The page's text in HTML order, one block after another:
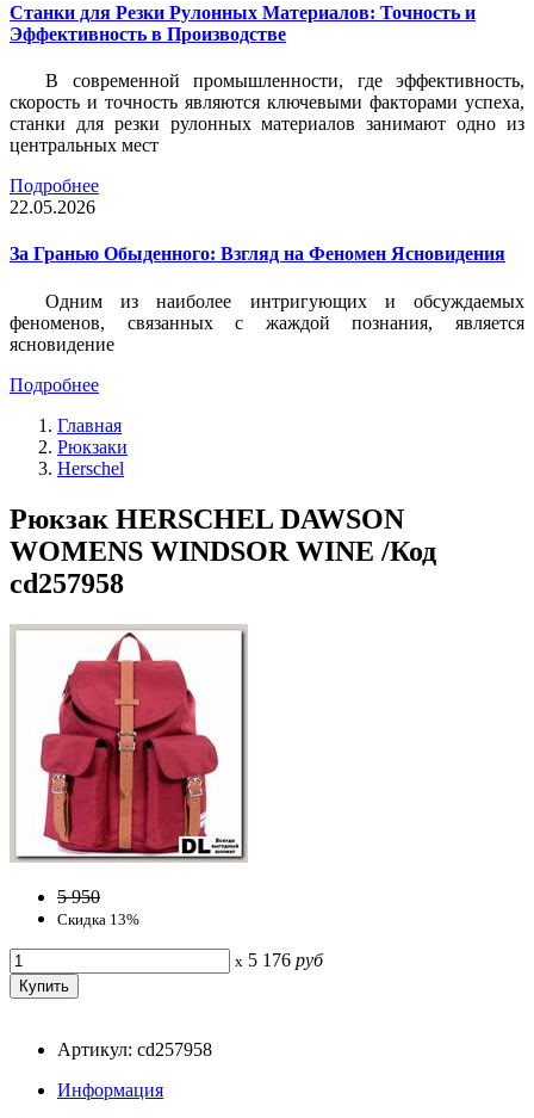
Станки для Резки Рулонных Материалов: Точность и
Эффективность в Производстве
В современной промышленности, где эффективность,
скорость и точность являются ключевыми факторами успеха,
станки для резки рулонных материалов занимают одно из
центральных мест
Подробнее
22.05.2026
За Гранью Обыденного: Взгляд на Феномен Ясновидения
Одним из наиболее интригующих и обсуждаемых
феноменов, связанных с жаждой познания, является
ясновидение
Подробнее
Главная
Рюкзаки
Herschel
Рюкзак HERSCHEL DAWSON
WOMENS WINDSOR WINE /Код
cd257958
5 950
Скидка 13%
x 5 176 руб
Артикул: cd257958
Информация